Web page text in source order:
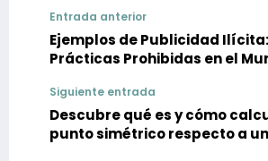
Entrada anterior
Ejemplos de Publicidad
Prácticas Prohibidas en el
Siguiente entrada
Descubre qué es y cómo
punto simétrico respecto a